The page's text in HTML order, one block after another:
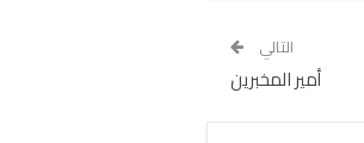
التالي
أمير المخبرين